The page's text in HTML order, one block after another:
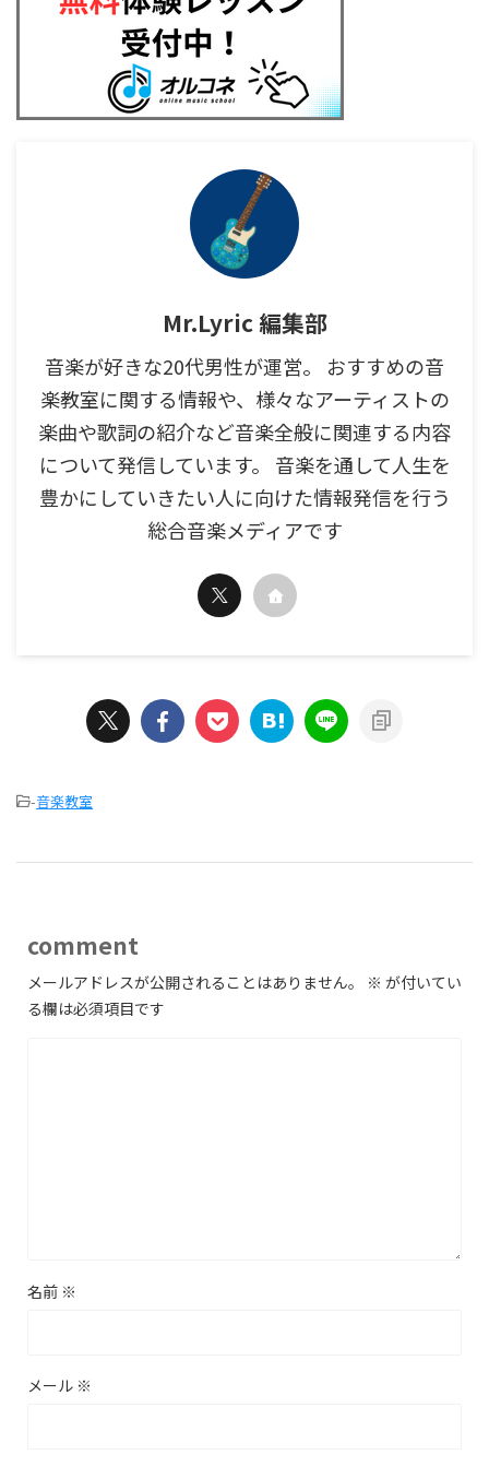
Mr.Lyric 編集部
音楽が好きな20代男性が運営。 おすすめの音
楽教室に関する情報や、様々なアーティストの
楽曲や歌詞の紹介など音楽全般に関連する内容
について発信しています。 音楽を通して人生を
豊かにしていきたい人に向けた情報発信を行う
総合音楽メディアです
-音楽教室
comment
メールアドレスが公開されることはありません。 ※ が付いてい
る欄は必須項目です
名前 ※
メール ※